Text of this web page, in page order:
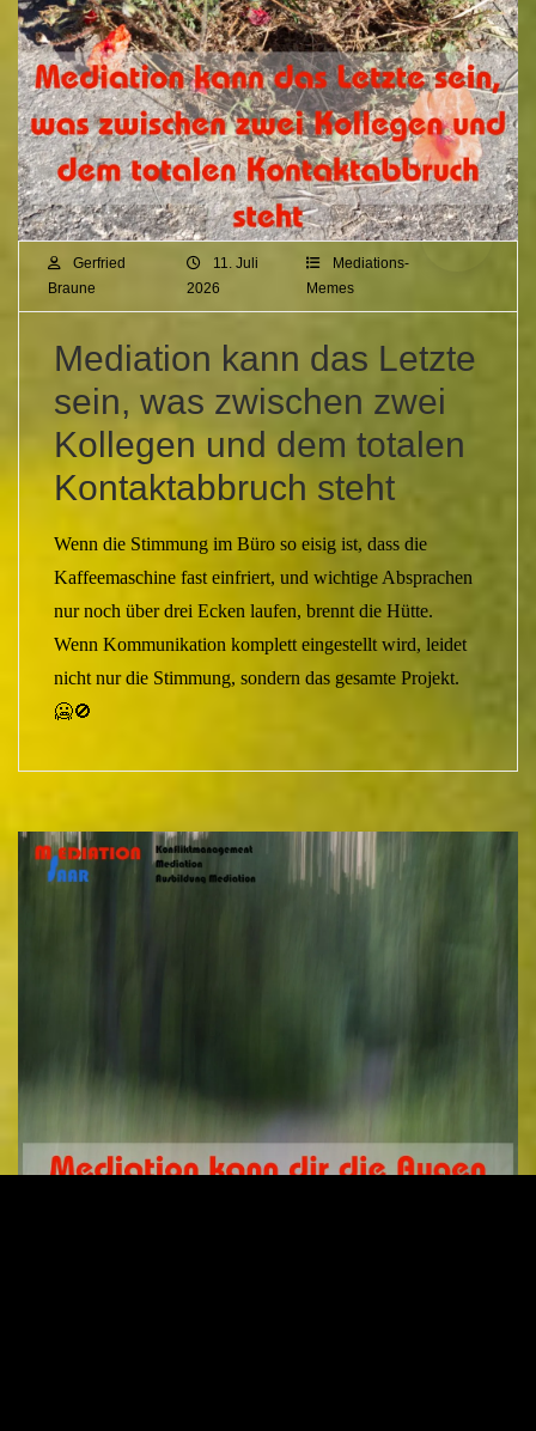
Gerfried
Braune
11. Juli
2026
Mediations-
Memes
Mediation kann das Letzte
sein, was zwischen zwei
Kollegen und dem totalen
Kontaktabbruch steht
Wenn die Stimmung im Büro so eisig ist, dass die
Kaffeemaschine fast einfriert, und wichtige Absprachen
nur noch über drei Ecken laufen, brennt die Hütte.
Wenn Kommunikation komplett eingestellt wird, leidet
nicht nur die Stimmung, sondern das gesamte Projekt.
🥶🚫